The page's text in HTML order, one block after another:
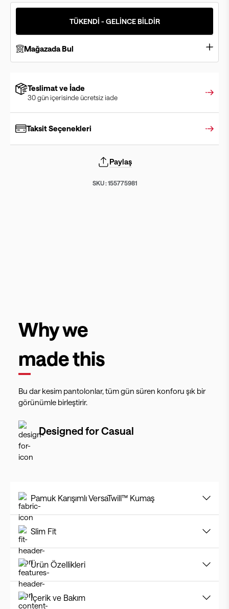
TÜKENDİ - GELİNCE BİLDİR
Mağazada Bul
Teslimat ve İade
30 gün içerisinde ücretsiz iade
Taksit Seçenekleri
Paylaş
SKU :155775981
Why we
made this
Bu dar kesim pantolonlar, tüm gün süren konforu şık bir
görünümle birleştirir.
Designed forCasual
Pamuk Karışımlı VersaTwill™ Kumaş
Slim Fit
Ürün Özellikleri
İçerik ve Bakım